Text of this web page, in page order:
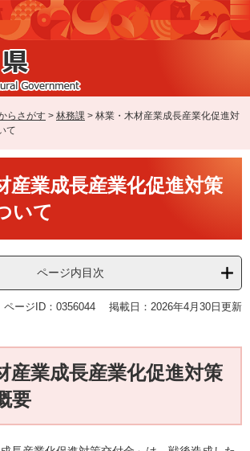
らさがす > 林務課 > 林業・木材産業成長産業化促進対
て
産業成長産業化促進対策
いて
ページ内目次
ページID：0356044 掲載日：2026年4月30日更新
産業成長産業化促進対策
要